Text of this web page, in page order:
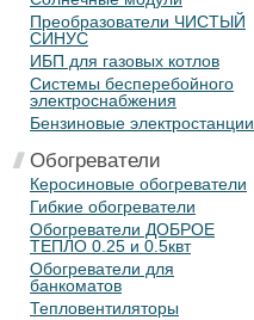
Преобразователи ЧИСТЫЙ
СИНУС
ИБП для газовых котлов
Системы бесперебойного
электроснабжения
Бензиновые электростанции
Обогреватели
Керосиновые обогреватели
Гибкие обогреватели
Обогреватели ДОБРОЕ
ТЕПЛО 0.25 и 0.5квт
Обогреватели для
банкоматов
Тепловентиляторы